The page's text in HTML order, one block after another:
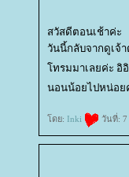
สวัสดีตอนเช้าค่ะ
วันนี้กลับจากดูเจ้า
ทรมมาเลยค่ะ อิอิ
นอนน้อยไปหน่อย
ดย: Inki วันที่: 7